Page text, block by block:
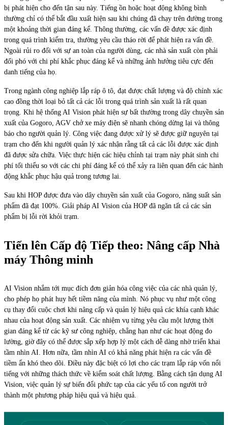
bị phát hiện cho đến tận sau này. Tiếng ồn hoặc hoạt động không bình
thường chỉ có thể bắt đầu xuất hiện sau khi chúng đã chạy trên đường trong
một khoảng thời gian đáng kể. Thông thường, các vấn đề được xác định
trong quá trình kiểm tra, thường yêu cầu tháo rời để phát hiện ra vấn đề.
Ngoài rủi ro đối với sự an toàn của người dùng, các nhà sản xuất còn phải
đối phó với chi phí khắc phục đáng kể và những ảnh hưởng tiêu cực đến
danh tiếng của họ.
Trong ngành công nghiệp lắp ráp ô tô, đạt được chất lượng và độ chính xác
cao đồng thời loại bỏ tất cả các lỗi trong quá trình sản xuất là rất quan
trọng. Khi hệ thống AI Vision phát hiện sự bất thường trong dây chuyền sản
xuất của Gogoro, AGV chở xe máy điện sẽ nhanh chóng dừng lại và thông
báo cho người quản lý. Công việc đang được xử lý sẽ được giữ nguyên tại
trạm cho đến khi người quản lý xác nhận rằng tất cả các lỗi được xác định
đã được sửa chữa. Việc thực hiện các hiệu chỉnh tại trạm này phát sinh chi
phí tối thiểu so với các chi phí đáng kể có thể xảy ra liên quan đến các hành
động khắc phục hậu quả trong tương lai.
Sau khi HOP được đưa vào dây chuyền sản xuất của Gogoro, năng suất sản
phẩm đã đạt 100%. Giải pháp AI Vision của HOP đã ngăn tất cả các sản
phẩm bị lỗi rời khỏi trạm.
Tiến lên Cấp độ Tiếp theo: Nâng cấp Nhà
máy Thông minh
AI Vision nhắm tới mục đích đơn giản hóa công việc của các nhà quản lý,
cho phép họ phát huy hết tiềm năng của mình. Nó phục vụ như một công
cụ thay đổi cuộc chơi khi nâng cấp và quản lý hiệu quả các khía cạnh khác
nhau của hoạt động sản xuất. Các nhiệm vụ từng yêu cầu một lượng thời
gian đáng kể từ các kỹ sư công nghiệp, chẳng hạn như các hoạt động đo
lường, giờ đây có thể được sắp xếp hợp lý một cách dễ dàng nhờ triển khai
tầm nhìn AI. Hơn nữa, tầm nhìn AI có khả năng phát hiện ra các vấn đề
tiềm ẩn khó theo dõi. Điều này đặc biệt có lợi cho các trạm lắp ráp vốn nổi
tiếng với những thách thức về kiểm soát chất lượng. Bằng cách tận dụng AI
Vision, việc quản lý sự biến đổi phức tạp của các yếu tố con người trở
thành một phương pháp hiệu quả và hiệu quả.